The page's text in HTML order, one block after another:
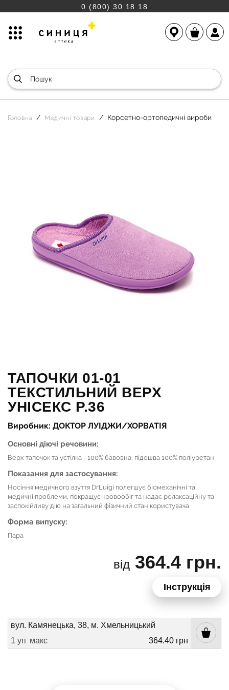
0 (800) 30 18 18
Головна Медичні товари Корсетно-ортопедичні вироби
ТАПОЧКИ 01-01
ТЕКСТИЛЬНИЙ ВЕРХ
УНІСЕКС Р.36
Виробник: ДОКТОР ЛУІДЖИ/ХОРВАТІЯ
Основні діючі речовини:
Верх тапочок та устілка - 100% бавовна, підошва 100% поліуретан
Показання для застосування:
Носіння медичного взуття DrLuigi полегшує біомеханічні та
медичні проблеми, покращує кровообіг та надає релаксаційну та
заспокійливу дію на загальний фізичний стан користувача
Форма випуску:
Пара
від 364.4 грн.
Інструкція
вул. Камянецька, 38, м. Хмельницький
1 уп макс 364.40 грн